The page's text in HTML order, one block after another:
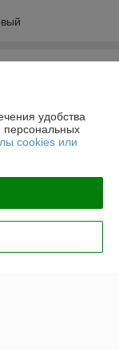
удобства
персональных
cookies или